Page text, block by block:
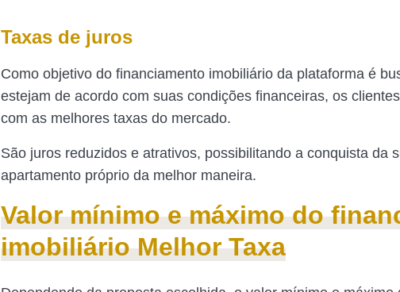
Taxas de juros
Como objetivo do financiamento imobiliário da plataforma é
estejam de acordo com suas condições financeiras, os
com as melhores taxas do mercado.
São juros reduzidos e atrativos, possibilitando a conquista da
apartamento próprio da melhor maneira.
Valor mínimo e máximo do
imobiliário Melhor Taxa